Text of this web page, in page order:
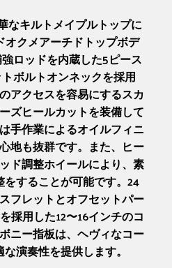
なキルトメイプルトップに
クメアーチドトップボデ
ロッドを内蔵した5ピース
ボルトオンネックを採用
アクセスを容易にするスカ
ズヒールカットを装備して
手作業によるオイルフィニ
地も抜群です。また、ヒー
ド調整ホイールにより、素
することが可能です。24
フレットとオフセットパー
採用した12〜16インチのコ
ニー指板は、ヘヴィなコー
演奏性を提供します。